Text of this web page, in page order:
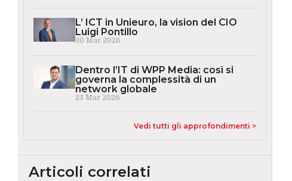
L’ ICT in Unieuro, la vision del CIO
Luigi Pontillo
30 Mar 2026
Dentro l’IT di WPP Media: così si
governa la complessità di un
network globale
23 Mar 2026
Vedi tutti gli approfondimenti >
Articoli correlati